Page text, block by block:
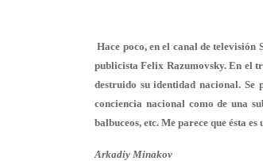
Hace poco, en el canal de
publicista Felix Razumovsky. En el
destruido su identidad nacional. Se
conciencia nacional como de una
balbuceos, etc. Me parece que ésta
Arkadiy Minakov